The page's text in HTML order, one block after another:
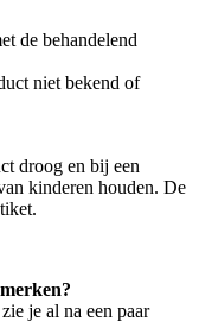
de behandelend
niet bekend of
droog en bij een
kinderen houden. De
je al na een paar